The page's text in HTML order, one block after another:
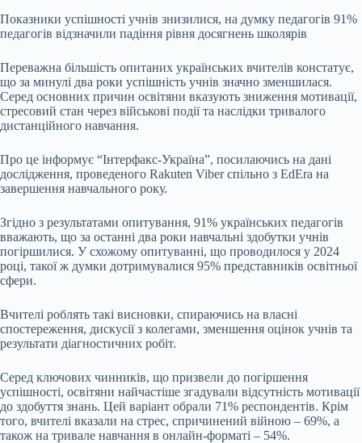
Показники успішності учнів знизилися, на думку педагогів 91%
педагогів відзначили падіння рівня досягнень школярів
Переважна більшість опитаних українських вчителів констатує,
що за минулі два роки успішність учнів значно зменшилася.
Серед основних причин освітяни вказують зниження мотивації,
стресовий стан через військові події та наслідки тривалого
дистанційного навчання.
Про це інформує “Інтерфакс-Україна”, посилаючись на дані
дослідження, проведеного Rakuten Viber спільно з EdEra на
завершення навчального року.
Згідно з результатами опитування, 91% українських педагогів
вважають, що за останні два роки навчальні здобутки учнів
погіршилися. У схожому опитуванні, що проводилося у 2024
році, такої ж думки дотримувалися 95% представників освітньої
сфери.
Вчителі роблять такі висновки, спираючись на власні
спостереження, дискусії з колегами, зменшення оцінок учнів та
результати діагностичних робіт.
Серед ключових чинників, що призвели до погіршення
успішності, освітяни найчастіше згадували відсутність мотивації
до здобуття знань. Цей варіант обрали 71% респондентів. Крім
того, вчителі вказали на стрес, спричинений війною – 69%, а
також на тривале навчання в онлайн-форматі – 54%.